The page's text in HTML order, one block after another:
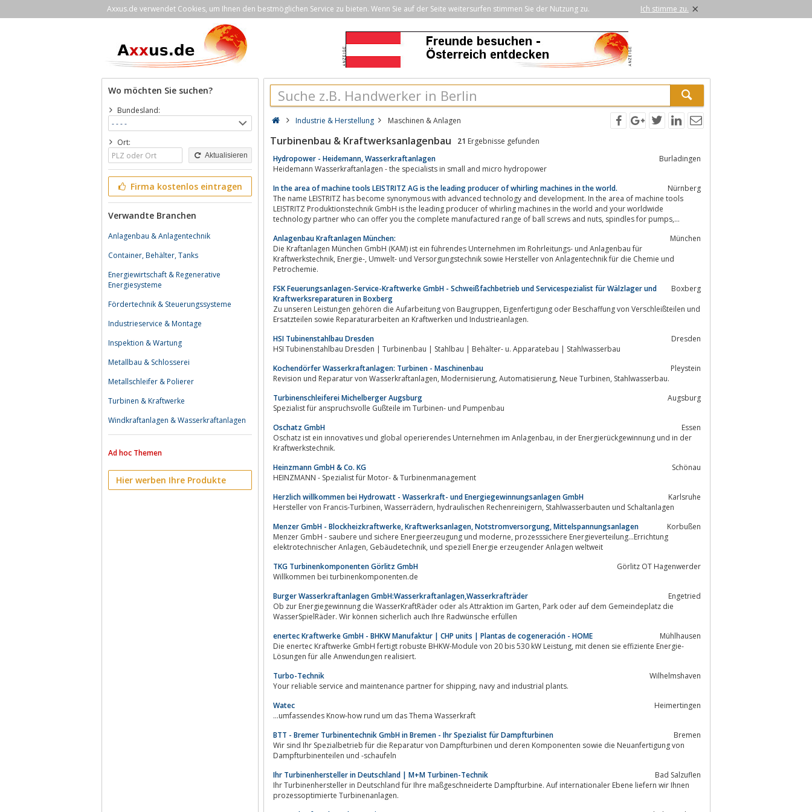
Axxus.de verwendet Cookies, um Ihnen den bestmöglichen Service zu bieten. Wenn Sie auf der Seite weitersurfen stimmen Sie der Nutzung zu. Ich stimme zu. ×
Wo möchten Sie suchen?
Bundesland:
Ort:
Aktualisieren
Firma kostenlos eintragen
Verwandte Branchen
Anlagenbau & Anlagentechnik
Container, Behälter, Tanks
Energiewirtschaft & Regenerative
Energiesysteme
Fördertechnik & Steuerungssysteme
Industrieservice & Montage
Inspektion & Wartung
Metallbau & Schlosserei
Metallschleifer & Polierer
Turbinen & Kraftwerke
Windkraftanlagen & Wasserkraftanlagen
Ad hoc Themen
Hier werben Ihre Produkte
Industrie & Herstellung Maschinen & Anlagen
Turbinenbau & Kraftwerksanlagenbau 21 Ergebnisse gefunden
Hydropower - Heidemann, Wasserkraftanlagen
Burladingen
Heidemann Wasserkraftanlagen - the specialists in small and micro hydropower
In the area of machine tools LEISTRITZ AG is the leading producer of whirling machines in the world.
Nürnberg
The name LEISTRITZ has become synonymous with advanced technology and development. In the area of machine tools
LEISTRITZ Produktionstechnik GmbH is the leading producer of whirling machines in the world and your worldwide
technology partner who can offer you the complete manufactured range of ball screws and nuts, spindles for pumps,...
Anlagenbau Kraftanlagen München:
München
Die Kraftanlagen München GmbH (KAM) ist ein führendes Unternehmen im Rohrleitungs- und Anlagenbau für
Kraftwerkstechnik, Energie-, Umwelt- und Versorgungstechnik sowie Hersteller von Anlagentechnik für die Chemie und
Petrochemie.
FSK Feuerungsanlagen-Service-Kraftwerke GmbH - Schweißfachbetrieb und Servicespezialist für Wälzlager und
Kraftwerksreparaturen in Boxberg
Boxberg
Zu unseren Leistungen gehören die Aufarbeitung von Baugruppen, Eigenfertigung oder Beschaffung von Verschleißteilen und
Ersatzteilen sowie Reparaturarbeiten an Kraftwerken und Industrieanlagen.
HSI Tubinenstahlbau Dresden
Dresden
HSI Tubinenstahlbau Dresden | Turbinenbau | Stahlbau | Behälter- u. Apparatebau | Stahlwasserbau
Kochendörfer Wasserkraftanlagen: Turbinen - Maschinenbau
Pleystein
Revision und Reparatur von Wasserkraftanlagen, Modernisierung, Automatisierung, Neue Turbinen, Stahlwasserbau.
Turbinenschleiferei Michelberger Augsburg
Augsburg
Spezialist für anspruchsvolle Gußteile im Turbinen- und Pumpenbau
Oschatz GmbH
Essen
Oschatz ist ein innovatives und global operierendes Unternehmen im Anlagenbau, in der Energierückgewinnung und in der
Kraftwerkstechnik.
Heinzmann GmbH & Co. KG
Schönau
HEINZMANN - Spezialist für Motor- & Turbinenmanagement
Herzlich willkommen bei Hydrowatt - Wasserkraft- und Energiegewinnungsanlagen GmbH
Karlsruhe
Hersteller von Francis-Turbinen, Wasserrädern, hydraulischen Rechenreinigern, Stahlwasserbauten und Schaltanlagen
Menzer GmbH - Blockheizkraftwerke, Kraftwerksanlagen, Notstromversorgung, Mittelspannungsanlagen
Korbußen
Menzer GmbH - saubere und sichere Energieerzeugung und moderne, prozesssichere Energieverteilung...Errichtung
elektrotechnischer Anlagen, Gebäudetechnik, und speziell Energie erzeugender Anlagen weltweit
TKG Turbinenkomponenten Görlitz GmbH
Görlitz OT Hagenwerder
Willkommen bei turbinenkomponenten.de
Burger Wasserkraftanlagen GmbH:Wasserkraftanlagen,Wasserkrafträder
Engetried
Ob zur Energiegewinnung die WasserKraftRäder oder als Attraktion im Garten, Park oder auf dem Gemeindeplatz die
WasserSpielRäder. Wir können sicherlich auch Ihre Radwünsche erfüllen
enertec Kraftwerke GmbH - BHKW Manufaktur | CHP units | Plantas de cogeneración - HOME
Mühlhausen
Die enertec Kraftwerke GmbH fertigt robuste BHKW-Module von 20 bis 530 kW Leistung, mit denen sie effiziente Energie-
Lösungen für alle Anwendungen realisiert.
Turbo-Technik
Wilhelmshaven
Your reliable service and maintenance partner for shipping, navy and industrial plants.
Watec
Heimertingen
...umfassendes Know-how rund um das Thema Wasserkraft
BTT - Bremer Turbinentechnik GmbH in Bremen - Ihr Spezialist für Dampfturbinen
Bremen
Wir sind Ihr Spezialbetrieb für die Reparatur von Dampfturbinen und deren Komponenten sowie die Neuanfertigung von
Dampfturbinenteilen und -schaufeln
Ihr Turbinenhersteller in Deutschland | M+M Turbinen-Technik
Bad Salzuflen
Ihr Turbinenhersteller in Deutschland für Ihre maßgeschneiderte Dampfturbine. Auf internationaler Ebene liefern wir Ihnen
prozessoptimierte Turbinenanlagen.